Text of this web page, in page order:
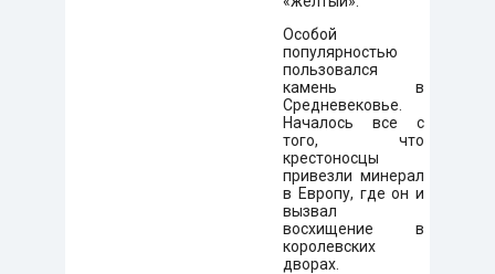
Особой
популярностью
пользовался
камень в
Средневековье.
Началось все с
того, что
крестоносцы
привезли минерал
в Европу, где он и
вызвал
восхищение в
королевских
дворах.